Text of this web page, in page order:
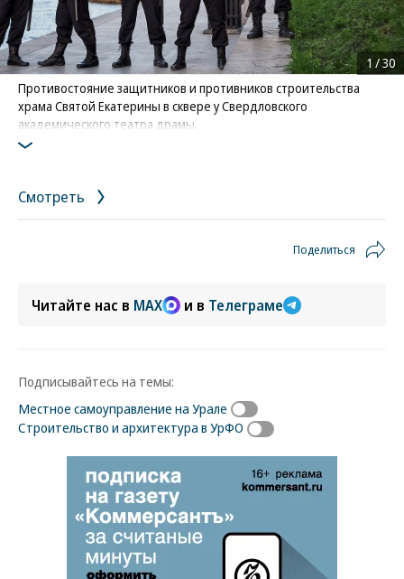
Противостояние защитников и противников строительства
храма Святой Екатерины в сквере у Свердловского
академического театра драмы.
Фото: Коммерсантъ / Евгения Яблонская
1/30
Смотреть
Поделиться
Читайте нас в MAX и в Телеграме
Подписывайтесь на темы:
Местное самоуправление на Урале
Строительство и архитектура в УрФО